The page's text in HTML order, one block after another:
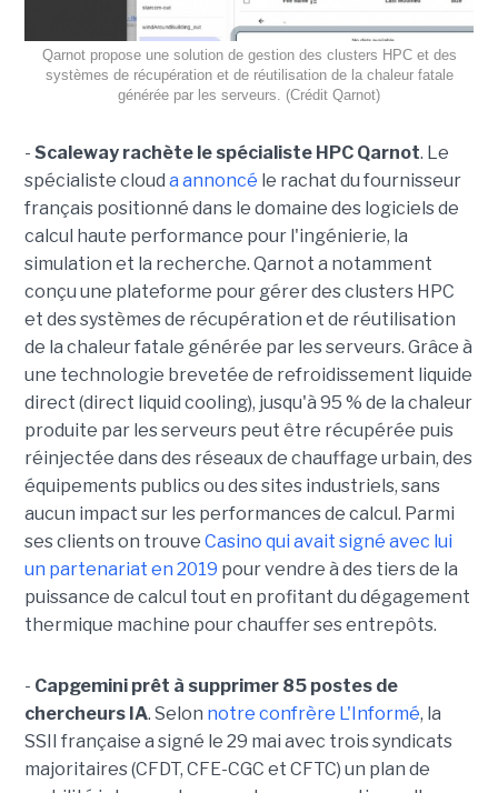
Qarnot propose une solution de gestion des clusters HPC et des
systèmes de récupération et de réutilisation de la chaleur fatale
générée par les serveurs. (Crédit Qarnot)
- Scaleway rachète le spécialiste HPC Qarnot. Le
spécialiste cloud a annoncé le rachat du fournisseur
français positionné dans le domaine des logiciels de
calcul haute performance pour l'ingénierie, la
simulation et la recherche. Qarnot a notamment
conçu une plateforme pour gérer des clusters HPC
et des systèmes de récupération et de réutilisation
de la chaleur fatale générée par les serveurs. Grâce à
une technologie brevetée de refroidissement liquide
direct (direct liquid cooling), jusqu'à 95 % de la chaleur
produite par les serveurs peut être récupérée puis
réinjectée dans des réseaux de chauffage urbain, des
équipements publics ou des sites industriels, sans
aucun impact sur les performances de calcul. Parmi
ses clients on trouve Casino qui avait signé avec lui
un partenariat en 2019 pour vendre à des tiers de la
puissance de calcul tout en profitant du dégagement
thermique machine pour chauffer ses entrepôts.
- Capgemini prêt à supprimer 85 postes de
chercheurs IA. Selon notre confrère L'Informé, la
SSII française a signé le 29 mai avec trois syndicats
majoritaires (CFDT, CFE-CGC et CFTC) un plan de